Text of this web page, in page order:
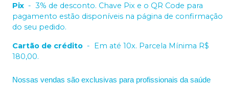
Pix - 3% de desconto. Chave Pix e o QR Code para
pagamento estão disponíveis na página de confirmação
do seu pedido.
Cartão de crédito - Em até 10x. Parcela Mínima R$
180,00.
Nossas vendas são exclusivas para profissionais da saúde